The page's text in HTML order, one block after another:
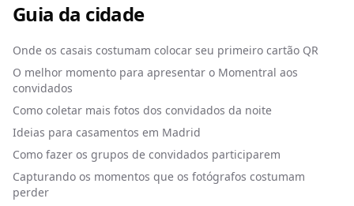
Guia da cidade
Onde os casais costumam colocar seu primeiro cartão QR
O melhor momento para apresentar o Momentral aos
convidados
Como coletar mais fotos dos convidados da noite
Ideias para casamentos em Madrid
Como fazer os grupos de convidados participarem
Capturando os momentos que os fotógrafos costumam
perder